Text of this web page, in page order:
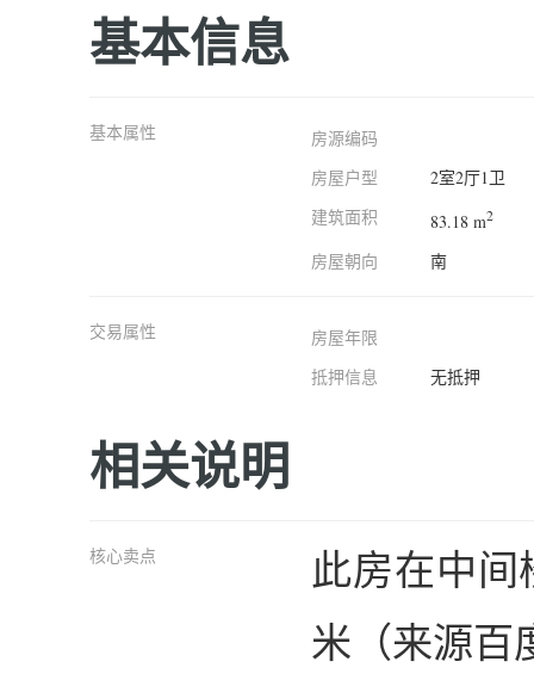
基本信息
基本属性
房源编码
房屋户型
2室2厅1卫
建筑面积
83.18 m2
房屋朝向 南
交易属性
房屋年限
抵押信息
无抵押
相关说明
核心卖点
此房在中间
米（来源百